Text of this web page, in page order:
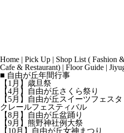
Home | Pick Up | Shop List ( Fashion
Cafe & Restaurant) | Floor Guide |
■ 自由が丘年間行事
【1月】歳旦祭
【4月】自由が丘さくら祭り
【5月】自由が丘スイーツフェス
クレールフェスティバル
【8月】自由が丘盆踊り
【9月】熊野神社例大祭
【10月】自由が丘女神まつり